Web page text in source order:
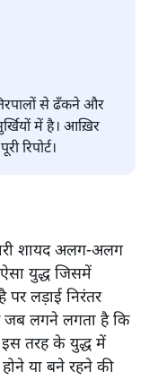
से ढँकने और
में है। आख़िर
रिपोर्ट।
शायद अलग-अलग
युद्ध जिसमें
लड़ाई निरंतर
जब लगने लगता है कि
इस तरह के युद्ध में
होने या बने रहने की